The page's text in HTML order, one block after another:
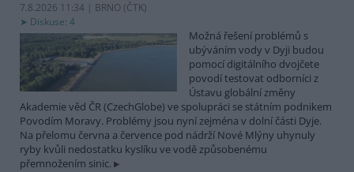
7.8.2026 11:34 | BRNO (ČTK)
Diskuse: 4
Možná řešení problémů s
ubýváním vody v Dyji budou
pomocí digitálního dvojčete
povodí testovat odborníci z
Ústavu globální změny
Akademie věd ČR (CzechGlobe) ve spolupráci se státním podnikem
Povodím Moravy. Problémy jsou nyní zejména v dolní části Dyje.
Na přelomu června a července pod nádrží Nové Mlýny uhynuly
ryby kvůli nedostatku kyslíku ve vodě způsobenému
přemnožením sinic.